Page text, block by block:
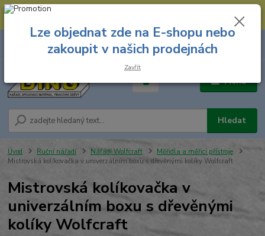
--- Spojovací materiál: 774 431 045 --- Prodejna nářadí: 731 449 423 --
Menu
Hledat
8.00 hod. - 16.00 hod.
za
Úvod Ruční nářadí Nářadí Wolfcraft
Měřidla a měřicí přístroje
Mistrovská kolíkovačka v univerzálním boxu s dřevěnými kolíky Wolfcraft
Mistrovská kolíkovačka v
univerzálním boxu s dřevěnými
kolíky Wolfcraft
Lze objednat zde na E-shopu nebo
zakoupit v našich prodejnách
Zavřít